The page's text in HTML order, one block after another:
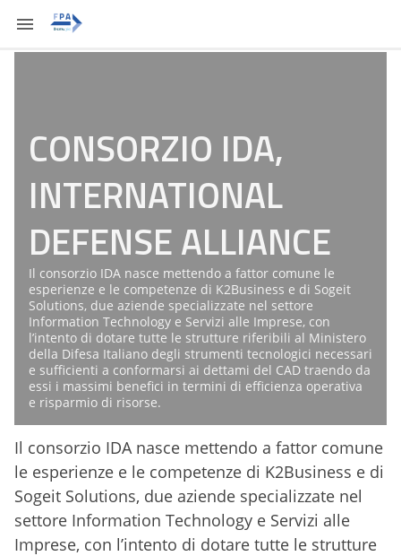
CONSORZIO IDA,
INTERNATIONAL
DEFENSE ALLIANCE
Il consorzio IDA nasce mettendo a fattor comune le
esperienze e le competenze di K2Business e di Sogeit
Solutions, due aziende specializzate nel settore
Information Technology e Servizi alle Imprese, con
l’intento di dotare tutte le strutture riferibili al Ministero
della Difesa Italiano degli strumenti tecnologici necessari
e sufficienti a conformarsi ai dettami del CAD traendo da
essi i massimi benefici in termini di efficienza operativa
e risparmio di risorse.
Il consorzio IDA nasce mettendo a fattor comune
le esperienze e le competenze di K2Business e di
Sogeit Solutions, due aziende specializzate nel
settore Information Technology e Servizi alle
Imprese, con l’intento di dotare tutte le strutture